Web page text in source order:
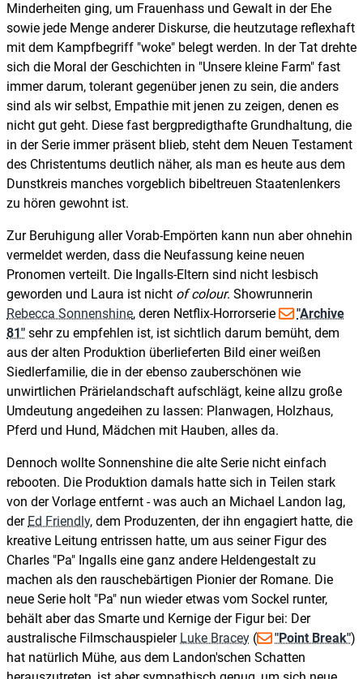
Minderheiten ging, um Frauenhass und Gewalt in der Ehe
sowie jede Menge anderer Diskurse, die heutzutage reflexhaft
mit dem Kampfbegriff "woke" belegt werden. In der Tat drehte
sich die Moral der Geschichten in "Unsere kleine Farm" fast
immer darum, tolerant gegenüber jenen zu sein, die anders
sind als wir selbst, Empathie mit jenen zu zeigen, denen es
nicht gut geht. Diese fast bergpredigthafte Grundhaltung, die
in der Serie immer präsent blieb, steht dem Neuen Testament
des Christentums deutlich näher, als man es heute aus dem
Dunstkreis manches vorgeblich bibeltreuen Staatenlenkers
zu hören gewohnt ist.
Zur Beruhigung aller Vorab-Empörten kann nun aber ohnehin
vermeldet werden, dass die Neufassung keine neuen
Pronomen verteilt. Die Ingalls-Eltern sind nicht lesbisch
geworden und Laura ist nicht of colour. Showrunnerin
Rebecca Sonnenshine, deren Netflix-Horrorserie
"Archive
81" sehr zu empfehlen ist, ist sichtlich darum bemüht, dem
aus der alten Produktion überlieferten Bild einer weißen
Siedlerfamilie, die in der ebenso zauberschönen wie
unwirtlichen Prärielandschaft aufschlägt, keine allzu große
Umdeutung angedeihen zu lassen: Planwagen, Holzhaus,
Pferd und Hund, Mädchen mit Hauben, alles da.
Dennoch wollte Sonnenshine die alte Serie nicht einfach
rebooten. Die Produktion damals hatte sich in Teilen stark
von der Vorlage entfernt - was auch an Michael Landon lag,
der Ed Friendly, dem Produzenten, der ihn engagiert hatte, die
kreative Leitung entrissen hatte, um aus seiner Figur des
Charles "Pa" Ingalls eine ganz andere Heldengestalt zu
machen als den rauschebärtigen Pionier der Romane. Die
neue Serie holt "Pa" nun wieder etwas vom Sockel runter,
behält aber das Smarte und Kernige der Figur bei: Der
australische Filmschauspieler Luke Bracey ( "Point Break")
hat natürlich Mühe, aus dem Landon'schen Schatten